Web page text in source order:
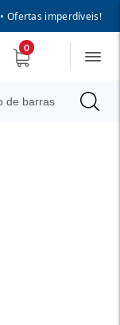
• Ofertas imperdíveis!
0